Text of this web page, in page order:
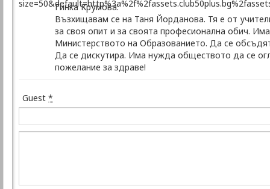
Гинка Крумова:
Възхищавам се на Таня Йорданова. Тя е от
за своя опит и за своята професионална обич.
Министерството на Образованието. Да се
Да се дискутира. Има нужда обществото да се
пожелание за здраве!
Guest *